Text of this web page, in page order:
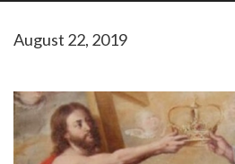
August 22, 2019